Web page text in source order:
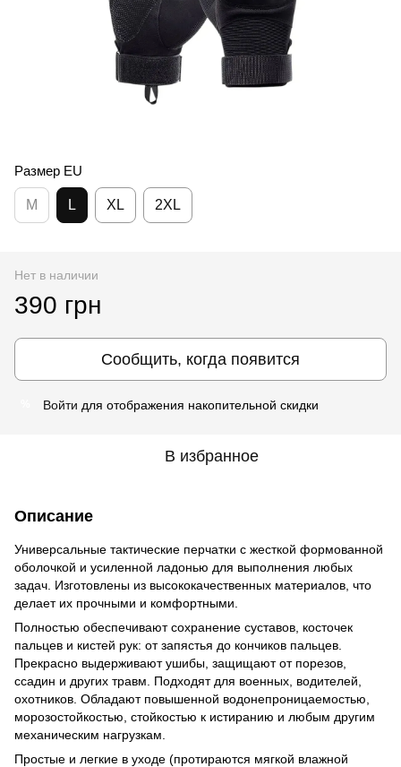
Размер EU
M L XL 2XL
Нет в наличии
390 грн
Сообщить, когда появится
Войти для отображения накопительной скидки
В избранное
Описание
Универсальные тактические перчатки с жесткой формованной
оболочкой и усиленной ладонью для выполнения любых
задач. Изготовлены из высококачественных материалов, что
делает их прочными и комфортными.
Полностью обеспечивают сохранение суставов, косточек
пальцев и кистей рук: от запястья до кончиков пальцев.
Прекрасно выдерживают ушибы, защищают от порезов,
ссадин и других травм. Подходят для военных, водителей,
охотников. Обладают повышенной водонепроницаемостью,
морозостойкостью, стойкостью к истиранию и любым другим
механическим нагрузкам.
Простые и легкие в уходе (протираются мягкой влажной